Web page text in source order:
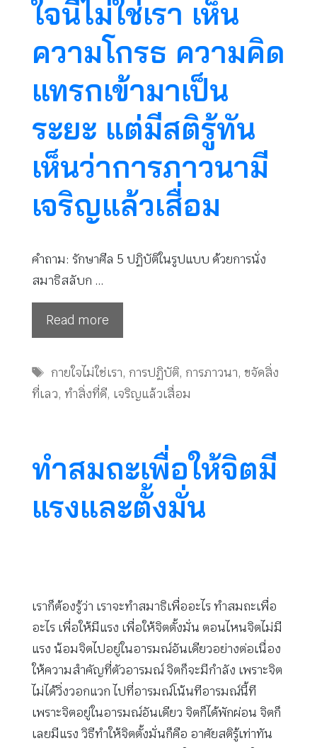
ใจนี้ไม่ใช่เรา เห็น
ความโกรธ ความคิด
แทรกเข้ามาเป็น
ระยะ แต่มีสติรู้ทัน
เห็นว่าการภาวนามี
เจริญแล้วเสื่อม
คำถาม: รักษาศีล 5 ปฏิบัติในรูปแบบ ด้วยการนั่ง
สมาธิสลับก …
Read more
Tags
กายใจไม่ใช่เรา, การปฏิบัติ, การภาวนา, ขจัดสิ่ง
ที่เลว, ทำสิ่งที่ดี, เจริญแล้วเสื่อม
ทำสมถะเพื่อให้จิตมี
แรงและตั้งมั่น
เราก็ต้องรู้ว่า เราจะทำสมาธิเพื่ออะไร ทำสมถะเพื่อ
อะไร เพื่อให้มีแรง เพื่อให้จิตตั้งมั่น ตอนไหนจิตไม่มี
แรง น้อมจิตไปอยู่ในอารมณ์อันเดียวอย่างต่อเนื่อง
ให้ความสำคัญที่ตัวอารมณ์ จิตก็จะมีกำลัง เพราะจิต
ไม่ได้วิ่งวอกแวก ไปที่อารมณ์โน้นทีอารมณ์นี้ที
เพราะจิตอยู่ในอารมณ์อันเดียว จิตก็ได้พักผ่อน จิตก็
เลยมีแรง วิธีทำให้จิตตั้งมั่นก็คือ อาศัยสติรู้เท่าทัน